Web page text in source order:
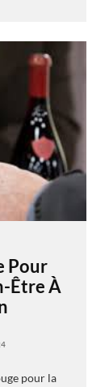
Pour
Être À
pour la